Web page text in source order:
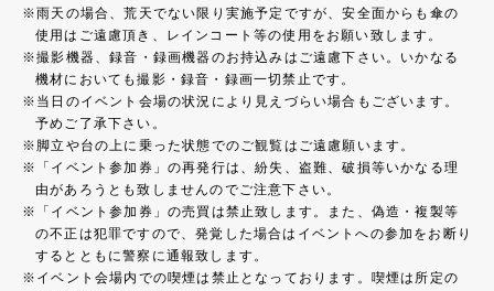
雨天の場合、荒天でない限り実施予定ですが、安全面からも傘の
使用はご遠慮頂き、レインコート等の使用をお願い致します。
撮影機器、録音・録画機器のお持込みはご遠慮下さい。いかなる
機材においても撮影・録音・録画一切禁止です。
当日のイベント会場の状況により見えづらい場合もございます。
予めご了承下さい。
脚立や台の上に乗った状態でのご観覧はご遠慮願います。
「イベント参加券」の再発行は、紛失、盗難、破損等いかなる理
由があろうとも致しませんのでご注意下さい。
「イベント参加券」の売買は禁止致します。また、偽造・複製等
の不正は犯罪ですので、発覚した場合はイベントへの参加をお断り
するとともに警察に通報致します。
イベント会場内での喫煙は禁止となっております。喫煙は所定の